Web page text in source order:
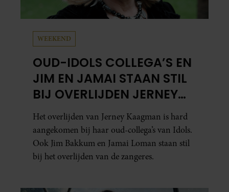
WEEKEND
OUD-IDOLS COLLEGA’S EN
JIM EN JAMAI STAAN STIL
BIJ OVERLIJDEN JERNEY
KAAGMAN
Het overlijden van Jerney Kaagman is hard
aangekomen bij haar oud-collega’s van Idols.
Ook Jim Bakkum en Jamai Loman staan stil
bij het overlijden van de zangeres.